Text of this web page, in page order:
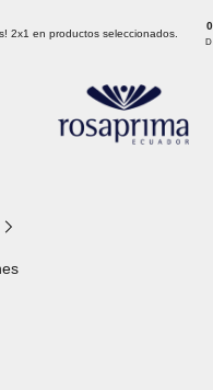
2x1 en productos seleccionados.
Rosaprima Ecuador